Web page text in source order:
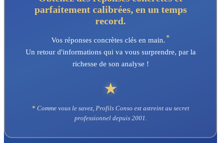
parfaitement calibrées, en un temps
record.
Vos réponses concrètes clés en main. *
Un retour d'informations qui va vous surprendre, par la
richesse de son analyse !
★
* Comme vous le savez, Profils Conso est astreint au secret
professionnel depuis 2001.